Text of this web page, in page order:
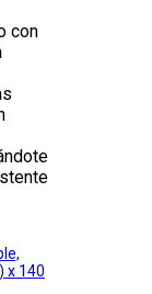
con